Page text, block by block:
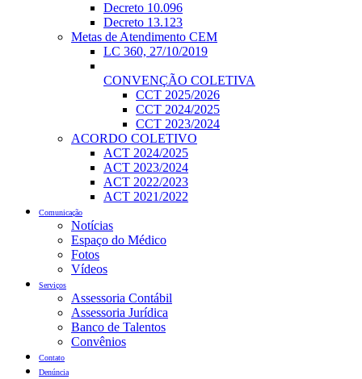
Decreto 10.096
Decreto 13.123
Metas de Atendimento CEM
LC 360, 27/10/2019
CONVENÇÃO COLETIVA
CCT 2025/2026
CCT 2024/2025
CCT 2023/2024
ACORDO COLETIVO
ACT 2024/2025
ACT 2023/2024
ACT 2022/2023
ACT 2021/2022
Comunicação
Notícias
Espaço do Médico
Fotos
Vídeos
Serviços
Assessoria Contábil
Assessoria Jurídica
Banco de Talentos
Convênios
Contato
Denúncia